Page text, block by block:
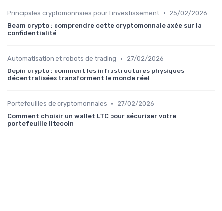
Principales cryptomonnaies pour l'investissement •
25/02/2026
Beam crypto : comprendre cette cryptomonnaie axée sur la
confidentialité
Automatisation et robots de trading •
27/02/2026
Depin crypto : comment les infrastructures physiques
décentralisées transforment le monde réel
Portefeuilles de cryptomonnaies •
27/02/2026
Comment choisir un wallet LTC pour sécuriser votre
portefeuille litecoin